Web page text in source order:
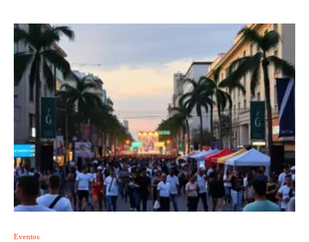
Eventos